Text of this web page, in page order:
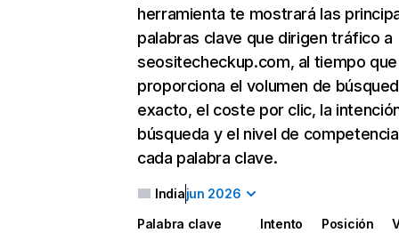
herramienta te mostrará las
palabras clave que dirigen tráfico a
seositecheckup.com, al tiempo
proporciona el volumen de
exacto, el coste por clic, la
búsqueda y el nivel de
cada palabra clave.
Indiajun 2026
Palabra clave Intento Posición